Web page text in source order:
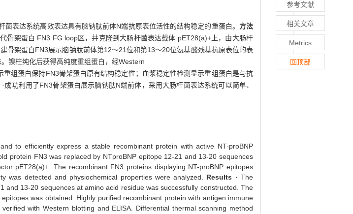
表达系统高效表达具有脑钠肽前体N端抗原表位活性的结构稳定的重蛋白。 方法
骨架蛋白 FN3 FG loop区，并克隆到大肠杆菌表达载体 pET28(a)+上，由大肠杆
骨架蛋白FN3展示脑钠肽前体第12～21位和第13～20位氨基酸残基抗原表位的表
镍柱纯化后获得高纯度重组蛋白，经Western
组蛋白保持FN3骨架蛋白原有结构稳定性；血浆稳定性检测显示重组蛋白是与抗
·成功利用了FN3骨架蛋白展示脑钠肽N端前体，采用大肠杆菌表达系统可以简单、
to efficiently express a stable recombinant protein with active NT-proBNP
protein FN3 was replaced by NTproBNP epitope 12-21 and 13-20 sequences
pET28(a)+. The recombinant FN3 proteins displaying NT-proBNP epitopes
was detected and physiochemical properties were analyzed. Results · The
13-20 sequences at amino acid residue was successfully constructed. The
was obtained. Highly purified recombinant protein with antigen immune
with Western blotting and ELISA. Differential thermal scanning method
参考文献
相关文章
Metrics
回顶部